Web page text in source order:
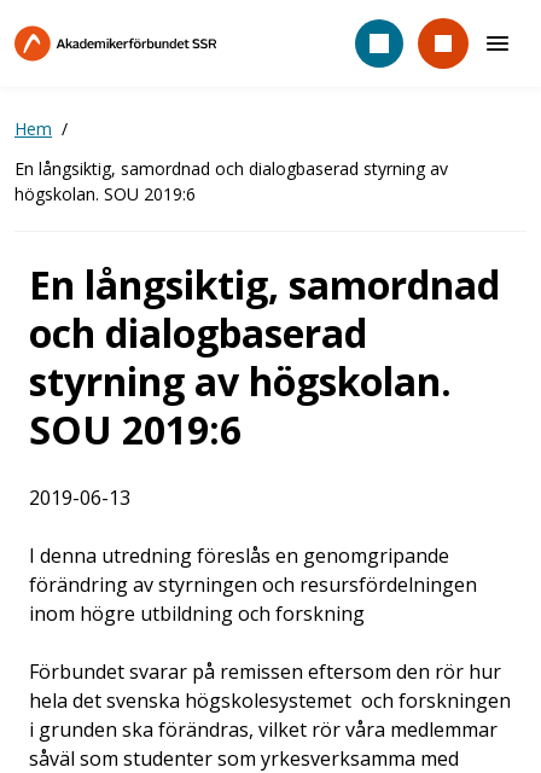
till
Hem
En långsiktig, samordnad och dialogbaserad styrning av
högskolan. SOU 2019:6
En långsiktig, samordnad
och dialogbaserad
styrning av högskolan.
SOU 2019:6
2019-06-13
I denna utredning föreslås en genomgripande
förändring av styrningen och resursfördelningen
inom högre utbildning och forskning
Förbundet svarar på remissen eftersom den rör hur
hela det svenska högskolesystemet och forskningen
i grunden ska förändras, vilket rör våra medlemmar
såväl som studenter som yrkesverksamma med